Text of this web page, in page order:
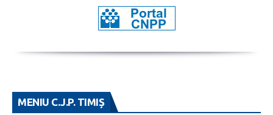
MENIU C.J.P. TIMIȘ